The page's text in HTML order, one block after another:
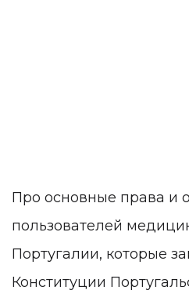
Про основные права и
пользователей
Португалии, которые
Конституции